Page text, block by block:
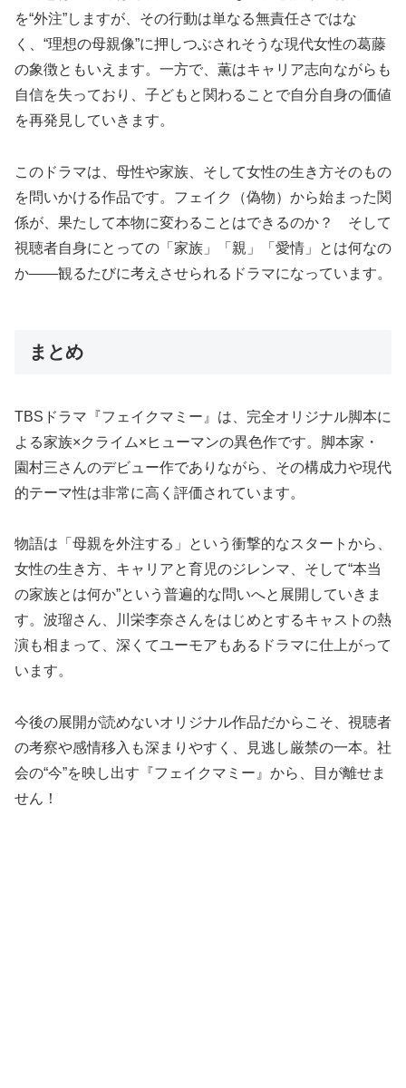
を“外注”しますが、その行動は単なる無責任さではな
く、“理想の母親像”に押しつぶされそうな現代女性の葛藤
の象徴ともいえます。一方で、薫はキャリア志向ながらも
自信を失っており、子どもと関わることで自分自身の価値
を再発見していきます。
このドラマは、母性や家族、そして女性の生き方そのもの
を問いかける作品です。フェイク（偽物）から始まった関
係が、果たして本物に変わることはできるのか？ そして
視聴者自身にとっての「家族」「親」「愛情」とは何なの
か――観るたびに考えさせられるドラマになっています。
まとめ
TBSドラマ『フェイクマミー』は、完全オリジナル脚本に
よる家族×クライム×ヒューマンの異色作です。脚本家・
園村三さんのデビュー作でありながら、その構成力や現代
的テーマ性は非常に高く評価されています。
物語は「母親を外注する」という衝撃的なスタートから、
女性の生き方、キャリアと育児のジレンマ、そして“本当
の家族とは何か”という普遍的な問いへと展開していきま
す。波瑠さん、川栄李奈さんをはじめとするキャストの熱
演も相まって、深くてユーモアもあるドラマに仕上がって
います。
今後の展開が読めないオリジナル作品だからこそ、視聴者
の考察や感情移入も深まりやすく、見逃し厳禁の一本。社
会の“今”を映し出す『フェイクマミー』から、目が離せま
せん！